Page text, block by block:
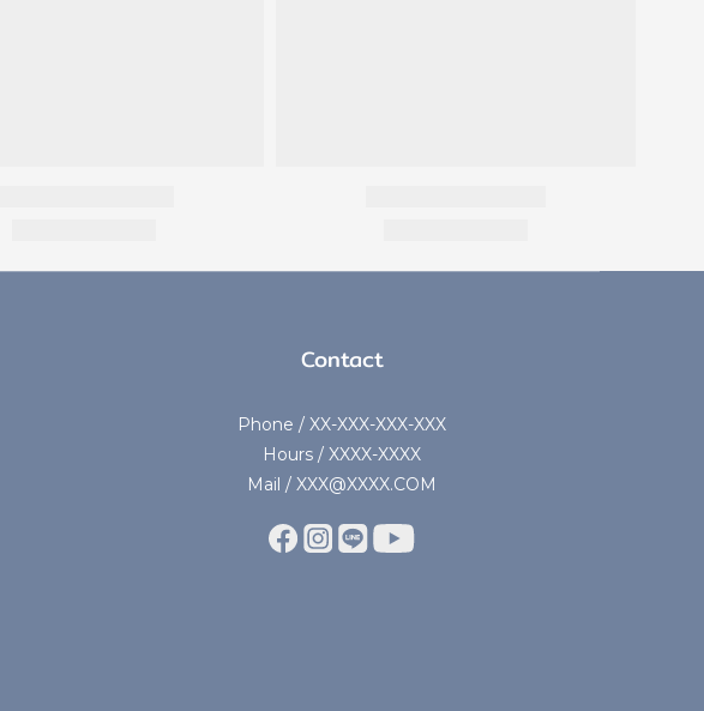
Contact
Phone / XX-XXX-XXX-XXX
Hours / XXXX-XXXX
Mail / XXX@XXXX.COM